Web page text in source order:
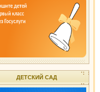
ДЕТСКИЙ САД